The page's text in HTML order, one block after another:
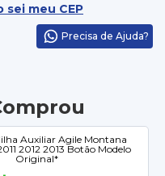
sei meu CEP
Precisa de Ajuda?
Auxiliar Agile Montana
2012 2013 Botão Modelo
Original*